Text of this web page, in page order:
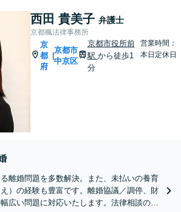
西田 貴美子 弁護士
京都楓法律事務所
京
都
府
京都市
中京区
京都市役所前
駅 から徒歩1
分
営業時間：
本日定休日
離婚問題を多数解決。また、未払いの養育
）の経験も豊富です。離婚協議／調停、財
広い問題に対応いたします。法律相談のみ